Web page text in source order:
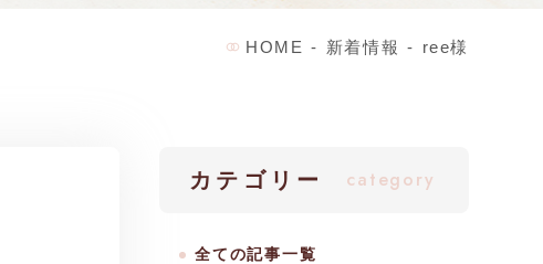
HOME - 新着情報 - ree様
カテゴリー category
全ての記事一覧